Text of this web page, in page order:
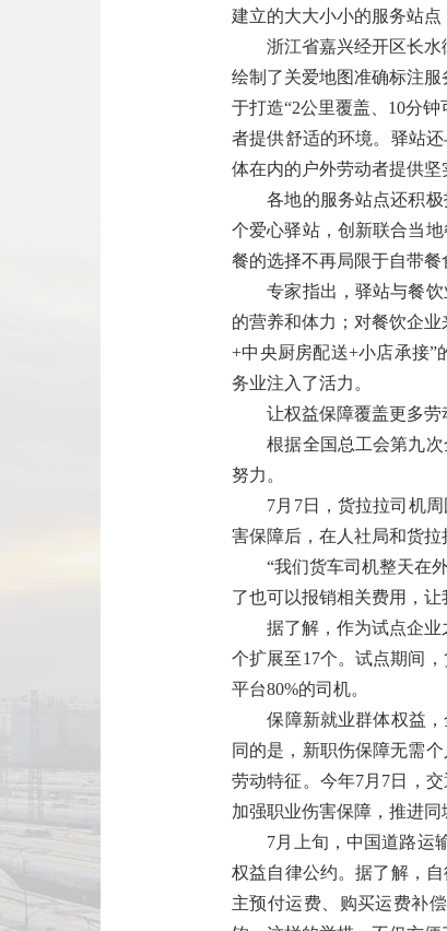
建立的大大小小的服务站点
浙江省嘉兴经开区长水街
绘制了关爱地图准确标注
于打造“2公里覆盖、10分
者提供舒适的环境。驿站
体在内的户外劳动者提供坚
各地的服务站点还积极
个爱心驿站，创新联合当
餐的选择不再局限于自带餐
专家指出，驿站与餐饮
的营养和体力；对餐饮企
+中央厨房配送+小店承接”
务业注入了活力。
让权益保障覆盖更多劳
根据全国总工会第九次全
努力。
7月7日，货拉拉司机周
害保障后，在人社局和货
“我们货车司机整天在外
了也可以报销相关费用，让
据了解，作为试点企业之
个扩展至17个。试点期间
平台80%的司机。
保障新就业群体权益，全
同的是，新职伤保障无需
劳动特征。今年7月7日，
加强职业伤害保障，推进
7月上旬，中国道路运输
权益自律公约。据了解，
主预付运费、购买运费补